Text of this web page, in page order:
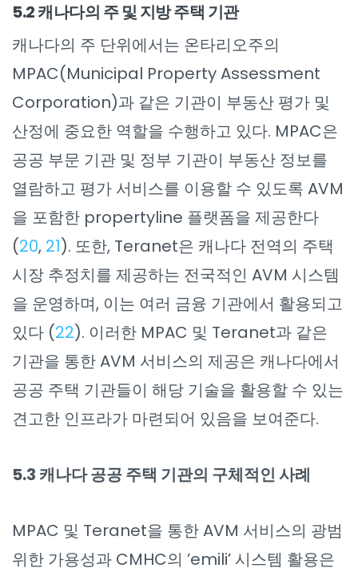
5.2 캐나다의 주 및 지방 주택 기관
캐나다의 주 단위에서는 온타리오주의
MPAC(Municipal Property Assessment
Corporation)과 같은 기관이 부동산 평가 및
산정에 중요한 역할을 수행하고 있다. MPAC은
공공 부문 기관 및 정부 기관이 부동산 정보를
열람하고 평가 서비스를 이용할 수 있도록 AVM
을 포함한 propertyline 플랫폼을 제공한다
(20, 21). 또한, Teranet은 캐나다 전역의 주택
시장 추정치를 제공하는 전국적인 AVM 시스템
을 운영하며, 이는 여러 금융 기관에서 활용되고
있다 (22). 이러한 MPAC 및 Teranet과 같은
기관을 통한 AVM 서비스의 제공은 캐나다에서
공공 주택 기관들이 해당 기술을 활용할 수 있는
견고한 인프라가 마련되어 있음을 보여준다.
5.3 캐나다 공공 주택 기관의 구체적인 사례
MPAC 및 Teranet을 통한 AVM 서비스의 광범
위한 가용성과 CMHC의 ’emili’ 시스템 활용은